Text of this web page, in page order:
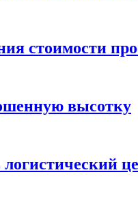
стоимости
высотку